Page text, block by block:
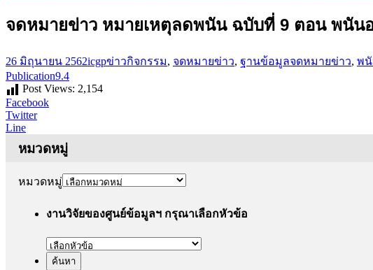
จดหมายข่าว หมายเหตุลดพนัน ฉบับที่ 9 ตอน พนั
26 มิถุนายน 2562icgpข่าวกิจกรรม, จดหมายข่าว, ฐานข้อมูลจดหมายข่าว, พ
Publication9.4
Post Views: 2,154
Facebook
Twitter
Line
หมวดหมู่
หมวดหมู่
งานวิจัยของศูนย์ข้อมูลฯ กรุณาเลือกหัวข้อ